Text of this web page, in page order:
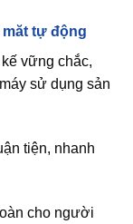
măt tự động
vững chắc,
sử dụng sản
tiện, nhanh
cho người